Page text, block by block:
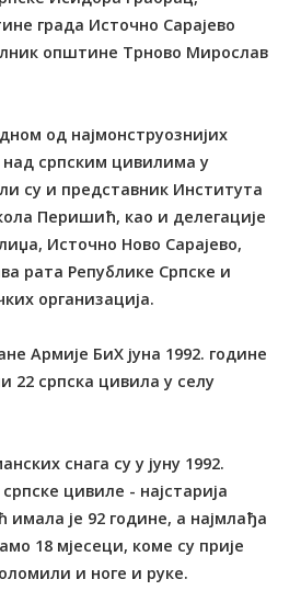
града Источно Сарајево
општине Трново Мирослав
од најмонструознијих
српским цивилима у
су и представник Института
Перишић, као и делегације
Источно Ново Сарајево,
рата Републике Српске и
организација.
Армије БиХ јуна 1992. године
22 српска цивила у селу
снага су у јуну 1992.
цивиле - најстарија
имала је 92 године, а најмлађа
18 мјесеци, коме су прије
и ноге и руке.